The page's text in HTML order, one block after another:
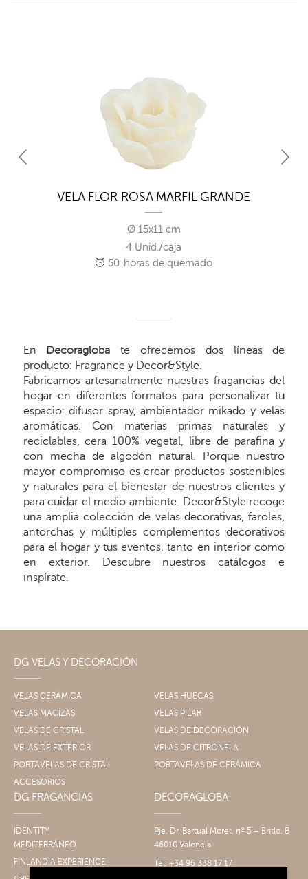
VELA FLOR ROSA MARFIL GRANDE
Ø 15x11 cm
4 Unid./caja
50 horas de quemado
En Decoragloba te ofrecemos dos líneas de
producto: Fragrance y Decor&Style.
Fabricamos artesanalmente nuestras fragancias del
hogar en diferentes formatos para personalizar tu
espacio: difusor spray, ambientador mikado y velas
aromáticas. Con materias primas naturales y
reciclables, cera 100% vegetal, libre de parafina y
con mecha de algodón natural. Porque nuestro
mayor compromiso es crear productos sostenibles
y naturales para el bienestar de nuestros clientes y
para cuidar el medio ambiente. Decor&Style recoge
una amplia colección de velas decorativas, faroles,
antorchas y múltiples complementos decorativos
para el hogar y tus eventos, tanto en interior como
en exterior. Descubre nuestros catálogos e
inspírate.
DG VELAS Y DECORACIÓN
VELAS CERÁMICA
VELAS HUECAS
VELAS MACIZAS
VELAS PILAR
VELAS DE CRISTAL
VELAS DE DECORACIÓN
VELAS DE EXTERIOR
VELAS DE CITRONELA
PORTAVELAS DE CRISTAL
PORTAVELAS DE CERÁMICA
ACCESORIOS
DG FRAGANCIAS
IDENTITY
MEDITERRÁNEO
FINLANDIA EXPERIENCE
DECORAGLOBA
Pje. Dr. Bartual Moret, nº 5 – Entlo. B
46010 Valencia
Tel: +34 96 338 17 17